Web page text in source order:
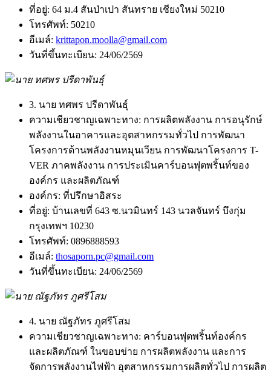
ที่อยู่: 64 ม.4 สันป่าเปา สันทราย เชียงใหม่ 50210
โทรศัพท์: 50210
อีเมล์: krittapon.moolla@gmail.com
วันที่ขึ้นทะเบียน: 24/06/2569
3. นาย ทศพร ปรีดาพันธุ์
ความเชียวชาญเฉพาะทาง: การผลิตพลังงาน การอนุรักษ์
พลังงานในอาคารและอุตสาหกรรมทั่วไป การพัฒนา
โครงการด้านพลังงานหมุนเวียน การพัฒนาโครงการ T-
VER ภาคพลังงาน การประเมินคาร์บอนฟุตพริ้นท์ของ
องค์กร และผลิตภัณฑ์
องค์กร: ที่ปรึกษาอิสระ
ที่อยู่: บ้านเลขที่ 643 ซ.นวมินทร์ 143 นวลจันทร์ บึงกุ่ม
กรุงเทพฯ 10230
โทรศัพท์: 0896888593
อีเมล์: thosaporn.pc@gmail.com
วันที่ขึ้นทะเบียน: 24/06/2569
4. นาย ณัฐภัทร ภูศรีโสม
ความเชียวชาญเฉพาะทาง: คาร์บอนฟุตพริ้นท์องค์กร
และผลิตภัณฑ์ ในขอบข่าย การผลิตพลังงาน และการ
จัดการพลังงานไฟฟ้า อุตสาหกรรมการผลิตทั่วไป การผลิต